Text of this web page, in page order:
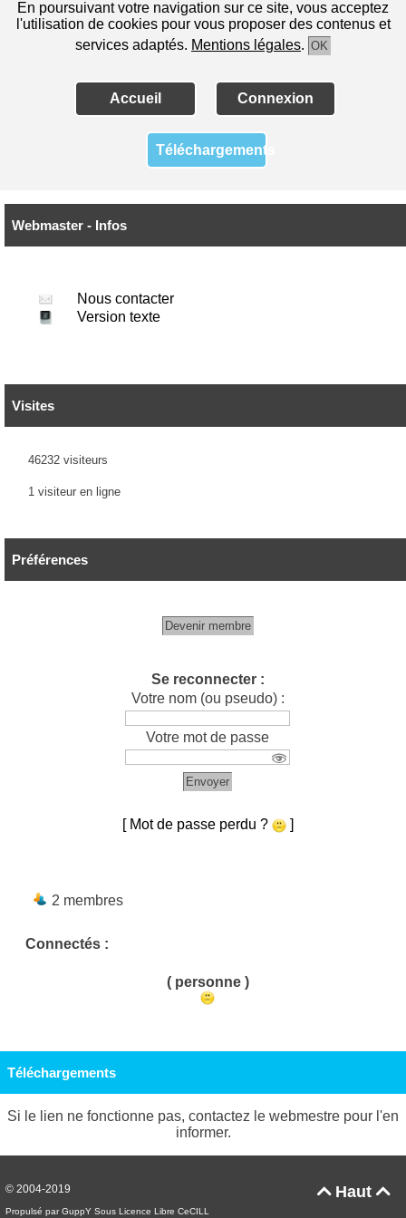
En poursuivant votre navigation sur ce site, vous acceptez
l'utilisation de cookies pour vous proposer des contenus et
services adaptés. Mentions légales. OK
Accueil Connexion
Téléchargements
Webmaster - Infos
Nous contacter
Version texte
Visites
46232 visiteurs
1 visiteur en ligne
Préférences
Devenir membre
Se reconnecter :
Votre nom (ou pseudo) :
Votre mot de passe
Envoyer
[ Mot de passe perdu ? ]
2 membres
Connectés :
( personne )
Téléchargements
Si le lien ne fonctionne pas, contactez le webmestre pour l'en
informer.
Haut 
© 2004-2019
Propulsé par GuppY Sous Licence Libre CeCILL